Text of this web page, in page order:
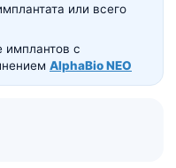
или всего
имплантов с
AlphaBio NEO